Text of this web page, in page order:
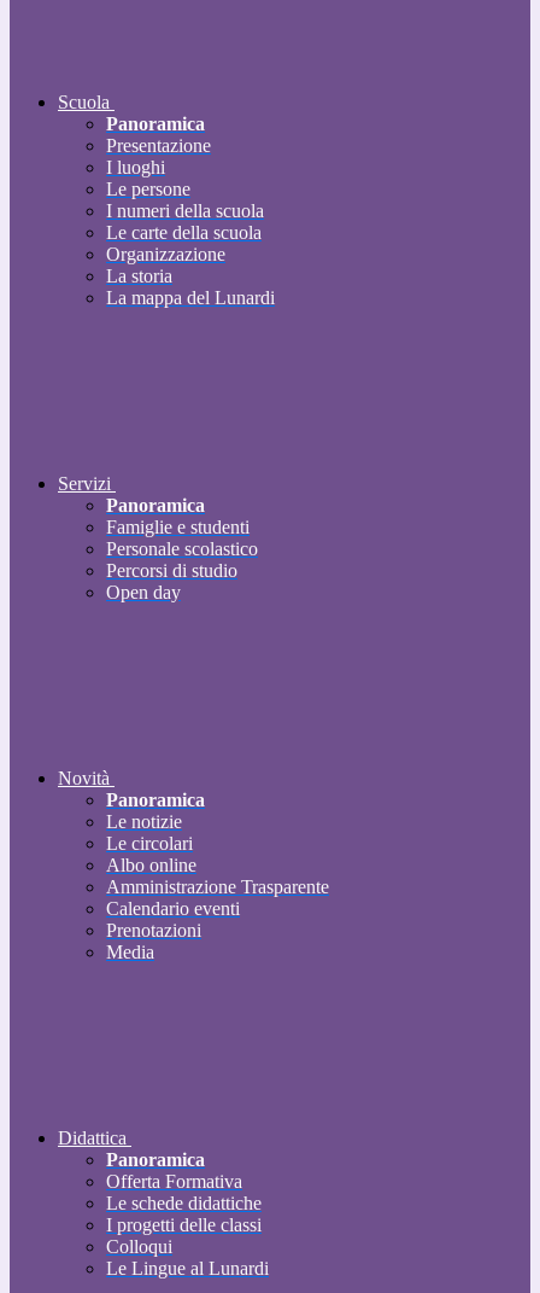
Scuola
Panoramica
Presentazione
I luoghi
Le persone
I numeri della scuola
Le carte della scuola
Organizzazione
La storia
La mappa del Lunardi
Servizi
Panoramica
Famiglie e studenti
Personale scolastico
Percorsi di studio
Open day
Novità
Panoramica
Le notizie
Le circolari
Albo online
Amministrazione Trasparente
Calendario eventi
Prenotazioni
Media
Didattica
Panoramica
Offerta Formativa
Le schede didattiche
I progetti delle classi
Colloqui
Le Lingue al Lunardi